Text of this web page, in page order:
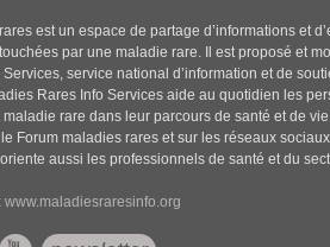
est un espace de partage d’informations et
par une maladie rare. Il est proposé et
service national d’information et de
Rares Info Services aide au quotidien les
rare dans leur parcours de santé et de
Forum maladies rares et sur les réseaux
aussi les professionnels de santé et du
www.maladiesraresinfo.org